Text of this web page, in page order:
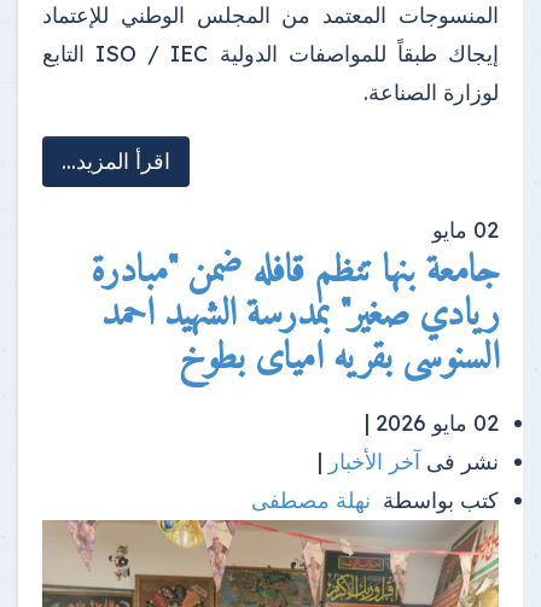
المنسوجات المعتمد من المجلس الوطني للإعتماد
إيجاك طبقاً للمواصفات الدولية ISO / IEC التابع
لوزارة الصناعة.
اقرأ المزيد...
02 مايو
جامعة بنها تنظم قافله ضمن "مبادرة
ريادي صغير" بمدرسة الشهيد احمد
السنوسى بقريه امياى بطوخ
02 مايو 2026 |
نشر فى آخر الأخبار |
كتب بواسطة نهلة مصطفى